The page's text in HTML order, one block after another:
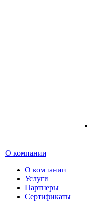
О компании
О компании
Услуги
Партнеры
Сертификаты